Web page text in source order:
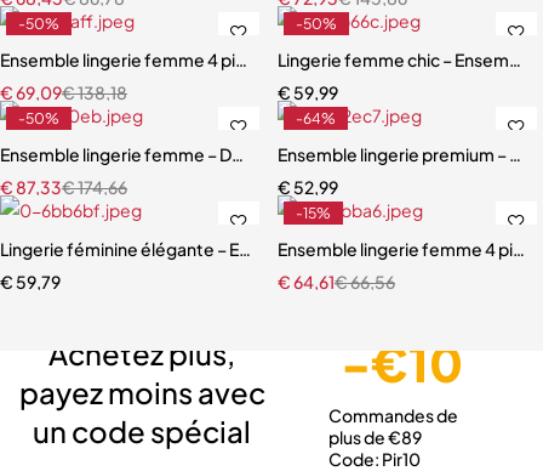
-50%
Ensemble lingerie femme 4 pièces – Satin bleu ardoise et dentelle à
€138,18
€69,09
-50%
Lingerie femme chic –
€ 59,99
-50%
Ensemble lingerie femme – Dentelle rouge avec robe en maille et
€174,66
€ 87,33
-64%
Ensemble lingerie premium –
€ 52,99
Lingerie féminine élégante – Ensemble léopard avec détails en
€ 59,79
-15%
Ensemble lingerie femme 4
€66,56
€64,61
Achetez plus,
payez moins avec
un code spécial
-€10
Commandes de
plus de €89
Code: Pir10